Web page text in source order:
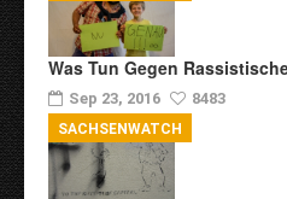
Was Tun Gegen
Sep 23, 2016 8483
SACHSENWATCH